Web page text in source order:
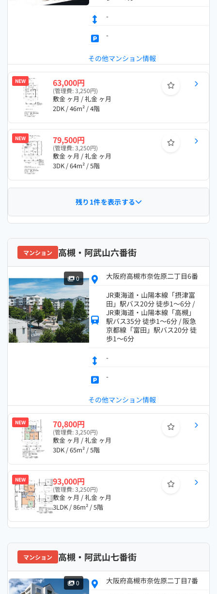
-
-
その他マンション情報
NEW 63,000円
(管理費: 3,250円)
敷金 ヶ月 / 礼金 ヶ月
2DK / 46m² / 4階
NEW 79,500円
(管理費: 3,250円)
敷金 ヶ月 / 礼金 ヶ月
3DK / 64m² / 5階
残り1件を表示する
マンション 高槻・阿武山六番街
0
大阪府高槻市奈佐原二丁目6番
JR東海道・山陽本線「摂津富
田」駅バス20分 徒歩1～6分 /
JR東海道・山陽本線「高槻」
駅バス35分 徒歩1～6分 / 阪急
京都線「富田」駅バス20分 徒
歩1～6分
-
-
その他マンション情報
NEW 70,800円
(管理費: 3,250円)
敷金 ヶ月 / 礼金 ヶ月
3DK / 65m² / 5階
NEW 93,000円
(管理費: 3,250円)
敷金 ヶ月 / 礼金 ヶ月
3LDK / 86m² / 5階
マンション 高槻・阿武山七番街
0
大阪府高槻市奈佐原二丁目7番